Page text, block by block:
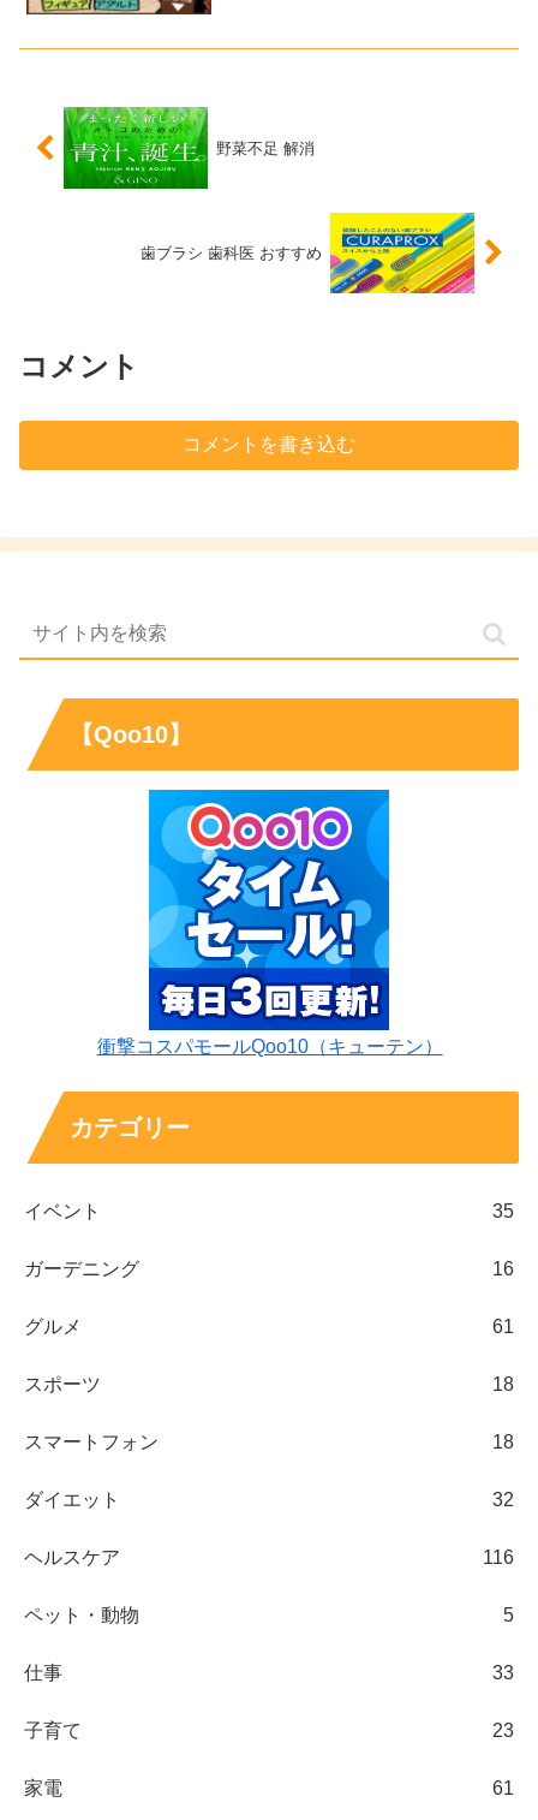
す。そんな私のようなめんどくさがりに
野菜不足 解消
歯ブラシ 歯科医 おすすめ
コメント
コメントを書き込む
【Qoo10】
衝撃コスパモールQoo10（キューテン）
カテゴリー
イベント 35
ガーデニング 16
グルメ 61
スポーツ 18
スマートフォン 18
ダイエット 32
ヘルスケア 116
ペット・動物 5
仕事 33
子育て 23
家電 61